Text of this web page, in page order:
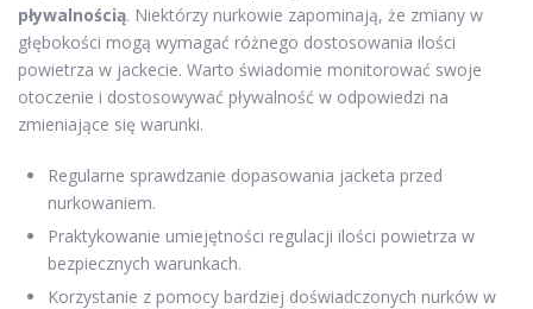
pływalnością. Niektórzy nurkowie zapominają, że zmiany w
głębokości mogą wymagać różnego dostosowania ilości
powietrza w jackecie. Warto świadomie monitorować swoje
otoczenie i dostosowywać pływalność w odpowiedzi na
zmieniające się warunki.
Regularne sprawdzanie dopasowania jacketa przed
nurkowaniem.
Praktykowanie umiejętności regulacji ilości powietrza w
bezpiecznych warunkach.
Korzystanie z pomocy bardziej doświadczonych nurków w